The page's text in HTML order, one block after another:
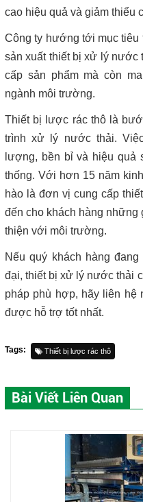
cao hiệu quả và giảm thiểu
Công ty hướng tới mục tiêu
sản xuất thiết bị xử lý nước
cấp sản phẩm mà còn
ngành môi trường.
Thiết bị lược rác thô là
trình xử lý nước thải.
lượng, bền bỉ và hiệu quả
thống. Với hơn 15 năm
hào là đơn vị cung cấp
đến cho khách hàng những
thiện với môi trường.
Nếu quý khách hàng
đại, thiết bị xử lý nước thải
pháp phù hợp, hãy liên
được hỗ trợ tốt nhất.
Tags: Thiết bị lược rác thô
Bài Viết Liên Quan